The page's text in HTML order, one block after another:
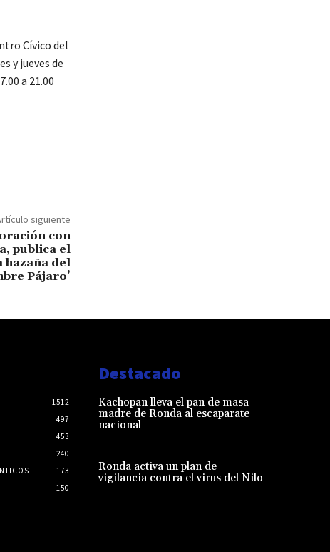
Cívico del
y jueves de
a 21.00
siguiente
con
publica el
hazaña del
Pájaro’
1512
497
453
240
173
150
Destacado
Kachopan lleva el pan de masa
madre de Ronda al escaparate
nacional
Ronda activa un plan de
vigilancia contra el virus del Nilo